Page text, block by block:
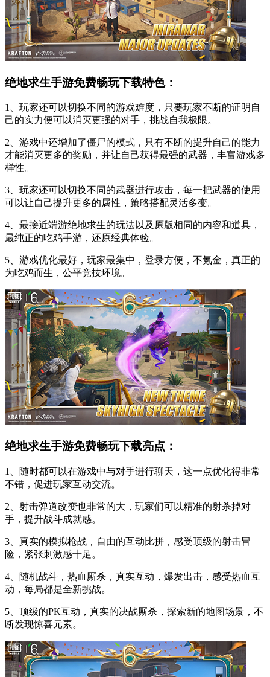
绝地求生手游免费畅玩下载特色：
1、玩家还可以切换不同的游戏难度，只要玩家不断的证明自
己的实力便可以消灭更强的对手，挑战自我极限。
2、游戏中还增加了僵尸的模式，只有不断的提升自己的能力
才能消灭更多的奖励，并让自己获得最强的武器，丰富游戏多
样性。
3、玩家还可以切换不同的武器进行攻击，每一把武器的使用
可以让自己提升更多的属性，策略搭配灵活多变。
4、最接近端游绝地求生的玩法以及原版相同的内容和道具，
最纯正的吃鸡手游，还原经典体验。
5、游戏优化最好，玩家最集中，登录方便，不氪金，真正的
为吃鸡而生，公平竞技环境。
绝地求生手游免费畅玩下载亮点：
1、随时都可以在游戏中与对手进行聊天，这一点优化得非常
不错，促进玩家互动交流。
2、射击弹道改变也非常的大，玩家们可以精准的射杀掉对
手，提升战斗成就感。
3、真实的模拟枪战，自由的互动比拼，感受顶级的射击冒
险，紧张刺激感十足。
4、随机战斗，热血厮杀，真实互动，爆发出击，感受热血互
动，每局都是全新挑战。
5、顶级的PK互动，真实的决战厮杀，探索新的地图场景，不
断发现惊喜元素。